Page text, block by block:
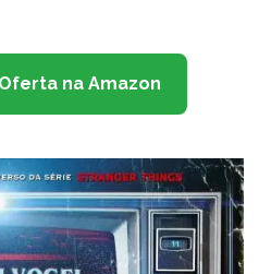
Oferta na Amazon